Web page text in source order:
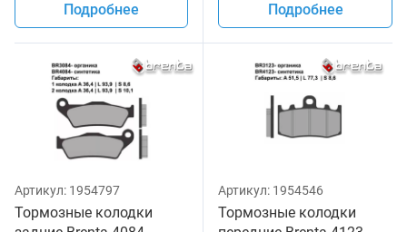
Подробнее Подробнее
Артикул: 1954797
Тормозные колодки
Артикул: 1954546
Тормозные колодки